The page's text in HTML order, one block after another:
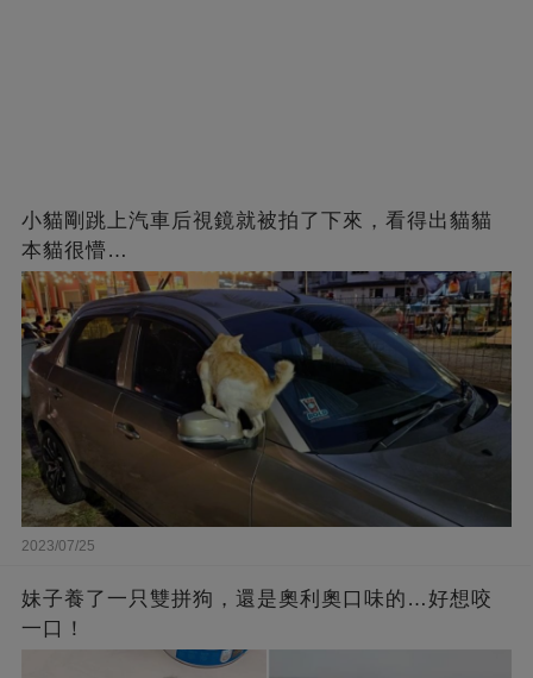
小貓剛跳上汽車后視鏡就被拍了下來，看得出貓貓
本貓很懵…
2023/07/25
妹子養了一只雙拼狗，還是奧利奧口味的…好想咬
一口！